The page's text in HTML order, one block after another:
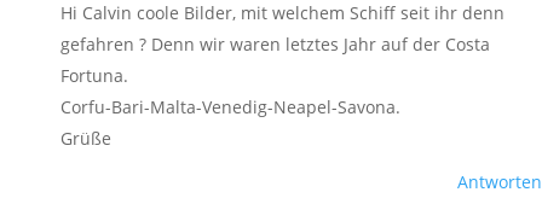
Hi Calvin coole Bilder, mit welchem Schiff seit ihr denn
gefahren ? Denn wir waren letztes Jahr auf der Costa
Fortuna.
Corfu-Bari-Malta-Venedig-Neapel-Savona.
Grüße
Antworten